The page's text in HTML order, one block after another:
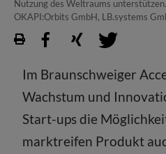
Nutzung des Weltraums
OKAPI:Orbits GmbH, LB.systems
Im Braunschweiger
Wachstum und
Start-ups die
marktreifen Produkt